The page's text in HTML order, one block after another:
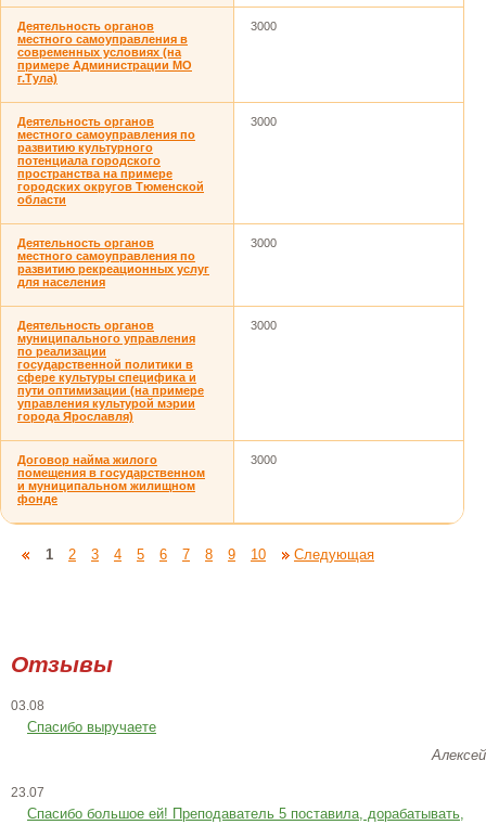
Деятельность органов
местного самоуправления в
современных условиях (на
примере Администрации МО
г.Тула)
3000
Деятельность органов
местного самоуправления по
развитию культурного
потенциала городского
пространства на примере
городских округов Тюменской
области
3000
Деятельность органов
местного самоуправления по
развитию рекреационных услуг
для населения
3000
Деятельность органов
муниципального управления
по реализации
государственной политики в
сфере культуры специфика и
пути оптимизации (на примере
управления культурой мэрии
города Ярославля)
3000
Договор найма жилого
помещения в государственном
и муниципальном жилищном
фонде
3000
1 2 3 4 5 6 7 8 9 10 Следующая
Отзывы
03.08
Спасибо выручаете
Алексей
23.07
Cпасибо большое ей! Преподаватель 5 поставила, дорабатывать,